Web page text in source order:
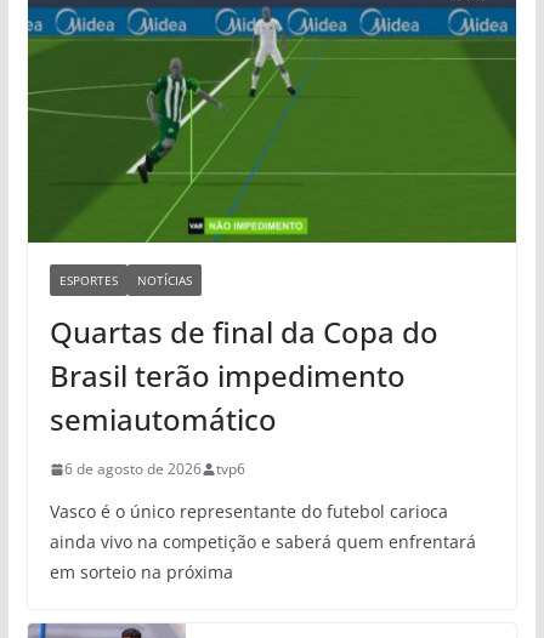
ESPORTES NOTÍCIAS
Quartas de final da Copa do
Brasil terão impedimento
semiautomático
6 de agosto de 2026 tvp6
Vasco é o único representante do futebol carioca
ainda vivo na competição e saberá quem enfrentará
em sorteio na próxima